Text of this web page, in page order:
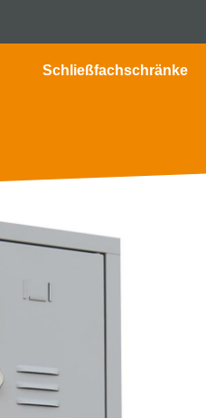
Schließfachschränke